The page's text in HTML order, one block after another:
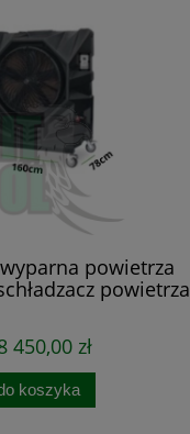
powietrza
powietrza
450,00 zł
koszyka